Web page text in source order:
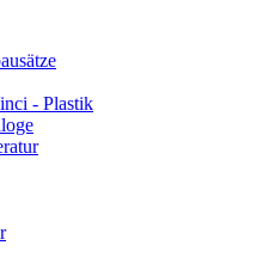
- Plastik